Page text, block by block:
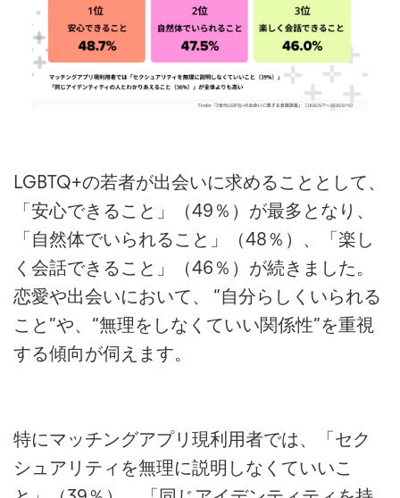
LGBTQ+の若者が出会いに求めることとして、
「安心できること」（49％）が最多となり、
「自然体でいられること」（48％）、「楽し
く会話できること」（46％）が続きました。
恋愛や出会いにおいて、 “自分らしくいられる
こと”や、“無理をしなくていい関係性”を重視
する傾向が伺えます。
特にマッチングアプリ現利用者では、「セク
シュアリティを無理に説明しなくていいこ